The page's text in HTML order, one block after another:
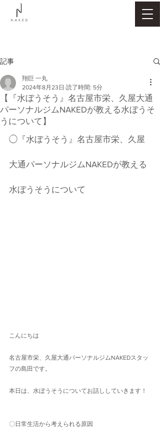
記事
【『水ぼうそう』名古屋市栄、久屋大通
パーソナルジムNAKEDが教える水ぼうそ
うについて】
翔巨 一丸
2024年8月23日 読了時間: 5分
◯『水ぼうそう』名古屋市栄、久屋
大通パーソナルジムNAKEDが教える
水ぼうそうについて
こんにちは
名古屋市栄、久屋大通パーソナルジムNAKEDスタッ
フの島田です。
本日は、水ぼうそうについてお話ししていきます！
〇日常生活から考えられる原因